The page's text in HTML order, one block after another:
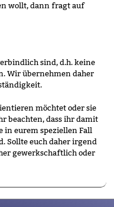
wollt, dann fragt auf
sind, d.h. keine
Wir übernehmen daher
möchtet oder sie
beachten, dass ihr damit
eurem speziellen Fall
Sollte euch daher irgend
gewerkschaftlich oder